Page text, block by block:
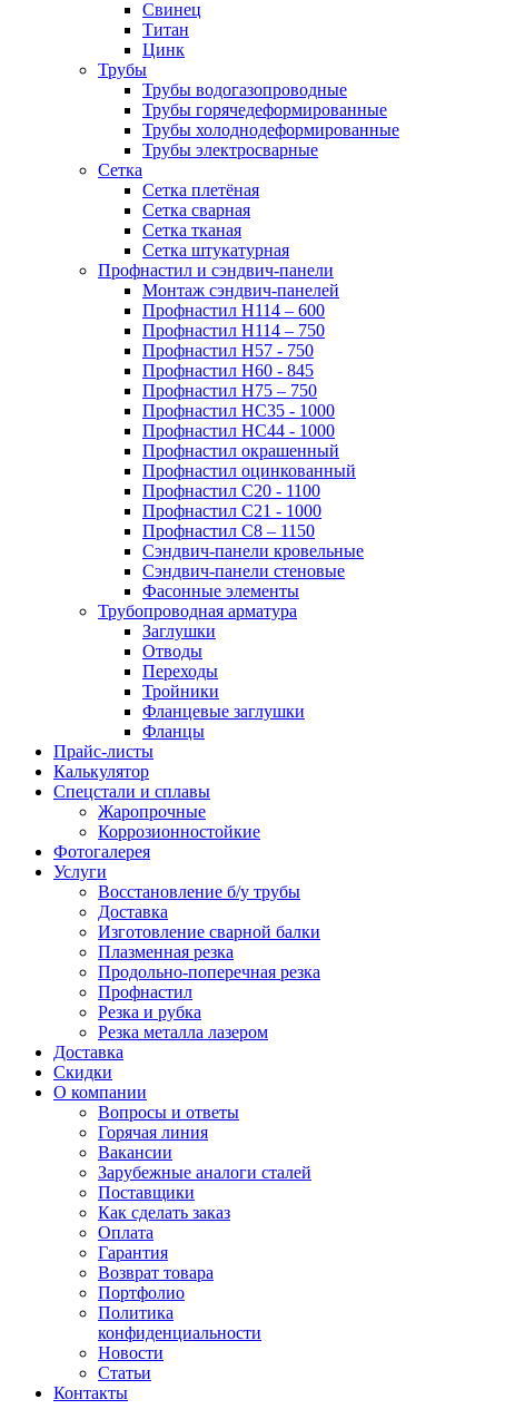
Свинец
Титан
Цинк
Трубы
Трубы водогазопроводные
Трубы горячедеформированные
Трубы холоднодеформированные
Трубы электросварные
Сетка
Сетка плетёная
Сетка сварная
Сетка тканая
Сетка штукатурная
Профнастил и сэндвич-панели
Монтаж сэндвич-панелей
Профнастил Н114 – 600
Профнастил Н114 – 750
Профнастил Н57 - 750
Профнастил Н60 - 845
Профнастил Н75 – 750
Профнастил НС35 - 1000
Профнастил НС44 - 1000
Профнастил окрашенный
Профнастил оцинкованный
Профнастил С20 - 1100
Профнастил С21 - 1000
Профнастил С8 – 1150
Сэндвич-панели кровельные
Сэндвич-панели стеновые
Фасонные элементы
Трубопроводная арматура
Заглушки
Отводы
Переходы
Тройники
Фланцевые заглушки
Фланцы
Прайс-листы
Калькулятор
Спецстали и сплавы
Жаропрочные
Коррозионностойкие
Фотогалерея
Услуги
Восстановление б/у трубы
Доставка
Изготовление сварной балки
Плазменная резка
Продольно-поперечная резка
Профнастил
Резка и рубка
Резка металла лазером
Доставка
Скидки
О компании
Вопросы и ответы
Горячая линия
Вакансии
Зарубежные аналоги сталей
Поставщики
Как сделать заказ
Оплата
Гарантия
Возврат товара
Портфолио
Политика
конфиденциальности
Новости
Статьи
Контакты